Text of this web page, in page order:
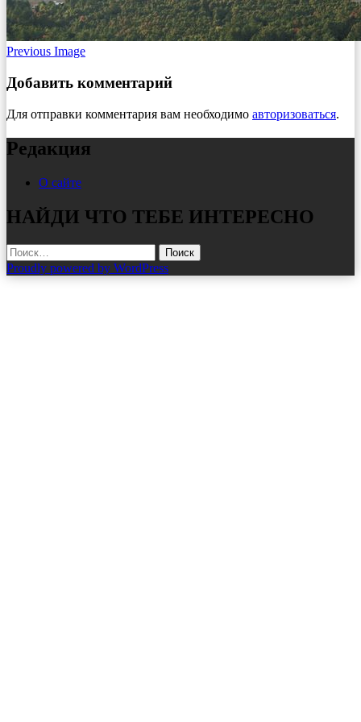
Previous Image
Добавить комментарий
Для отправки комментария вам необходимо авторизоваться.
Редакция
О сайте
НАЙДИ ЧТО ТЕБЕ ИНТЕРЕСНО
Найти:
Proudly powered by WordPress